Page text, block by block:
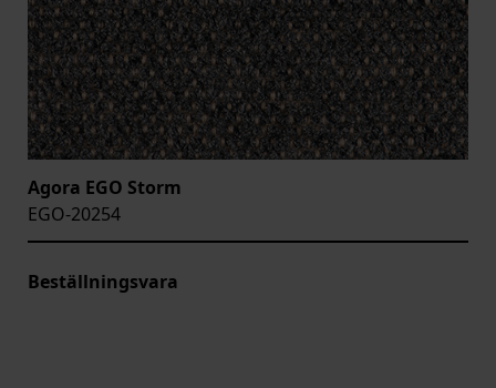
Agora EGO Storm
EGO-20254
Beställningsvara